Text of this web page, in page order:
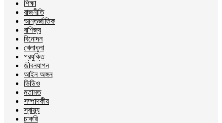
শিক্ষা
রাজনীতি
আন্তর্জাতিক
বাণিজ্য
বিনোদন
খেলাধুলা
প্রযুক্তি
জীবনযাপন
আইন অঙ্গন
ভিডিও
মতামত
সম্পাদকীয়
স্বাস্থ্য
চাকরি